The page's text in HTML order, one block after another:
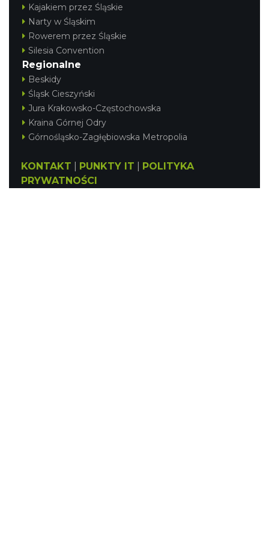
Kajakiem przez Śląskie
Narty w Śląskim
Rowerem przez Śląskie
Silesia Convention
Regionalne
Beskidy
Śląsk Cieszyński
Jura Krakowsko-Częstochowska
Kraina Górnej Odry
Górnośląsko-Zagłębiowska Metropolia
KONTAKT PUNKTY IT
POLITYKA
PRYWATNOŚCI